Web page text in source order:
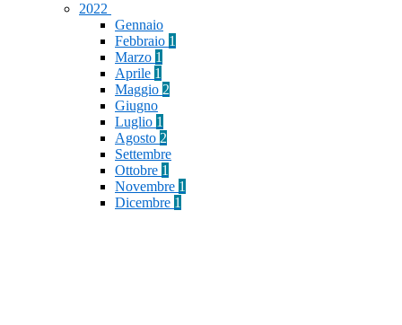
2022
Gennaio
Febbraio 1
Marzo 1
Aprile 1
Maggio 2
Giugno
Luglio 1
Agosto 2
Settembre
Ottobre 1
Novembre 1
Dicembre 1